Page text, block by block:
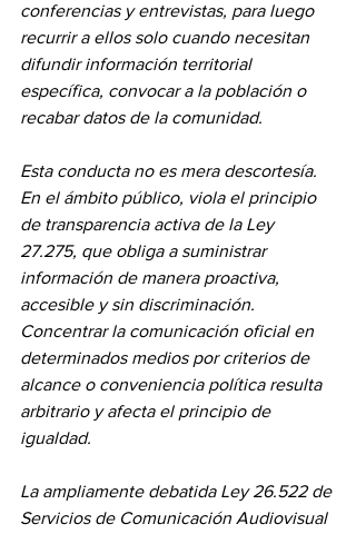
conferencias y entrevistas, para luego
recurrir a ellos solo cuando necesitan
difundir información territorial
específica, convocar a la población o
recabar datos de la comunidad.
Esta conducta no es mera descortesía.
En el ámbito público, viola el principio
de transparencia activa de la Ley
27.275, que obliga a suministrar
información de manera proactiva,
accesible y sin discriminación.
Concentrar la comunicación oficial en
determinados medios por criterios de
alcance o conveniencia política resulta
arbitrario y afecta el principio de
igualdad.
La ampliamente debatida Ley 26.522 de
Servicios de Comunicación Audiovisual